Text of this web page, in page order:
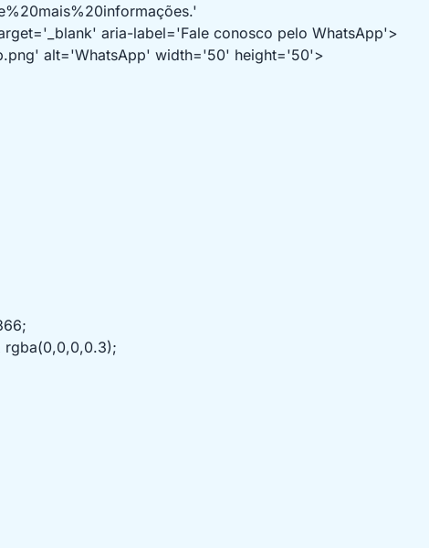
aria-label='Fale conosco pelo WhatsApp'>
alt='WhatsApp' width='50' height='50'>